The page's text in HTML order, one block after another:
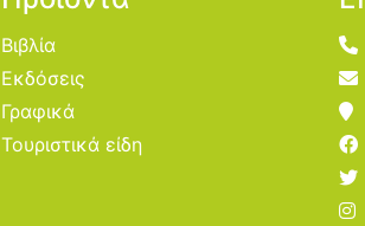
Βιβλία
Εκδόσεις
Γραφικά
Τουριστικά είδη